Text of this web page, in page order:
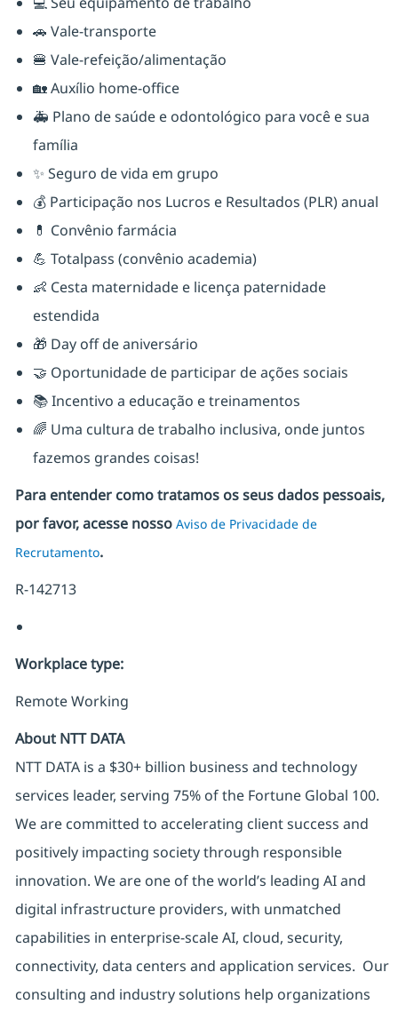
🚗 Vale-transporte
🍔 Vale-refeição/alimentação
🏡 Auxílio home-office
🚑 Plano de saúde e odontológico para você e sua
família
✨ Seguro de vida em grupo
💰 Participação nos Lucros e Resultados (PLR) anual
💊 Convênio farmácia
💪 Totalpass (convênio academia)
👶 Cesta maternidade e licença paternidade
estendida
🎁 Day off de aniversário
🤝 Oportunidade de participar de ações sociais
📚 Incentivo a educação e treinamentos
🌈 Uma cultura de trabalho inclusiva, onde juntos
fazemos grandes coisas!
Para entender como tratamos os seus dados pessoais,
por favor, acesse nosso Aviso de Privacidade de
Recrutamento.
R-142713
Workplace type:
Remote Working
About NTT DATA
NTT DATA is a $30+ billion business and technology
services leader, serving 75% of the Fortune Global 100.
We are committed to accelerating client success and
positively impacting society through responsible
innovation. We are one of the world’s leading AI and
digital infrastructure providers, with unmatched
capabilities in enterprise-scale AI, cloud, security,
connectivity, data centers and application services. Our
consulting and industry solutions help organizations